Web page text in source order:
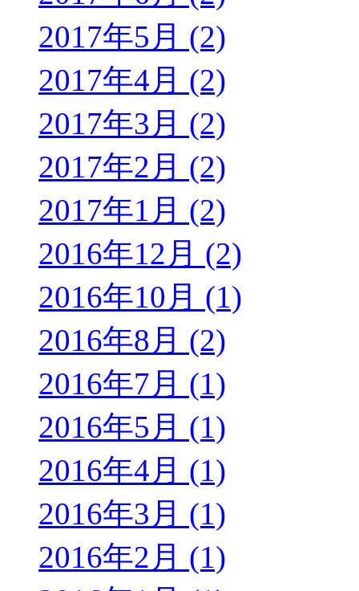
2017年5月 (2)
2017年4月 (2)
2017年3月 (2)
2017年2月 (2)
2017年1月 (2)
2016年12月 (2)
2016年10月 (1)
2016年8月 (2)
2016年7月 (1)
2016年5月 (1)
2016年4月 (1)
2016年3月 (1)
2016年2月 (1)